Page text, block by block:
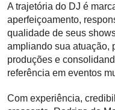
A trajetória do DJ é
aperfeiçoamento,
qualidade de seus
ampliando sua atuação,
produções e
referência em eventos
Com experiência,